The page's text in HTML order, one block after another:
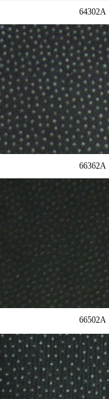
64302A
66362A
66502A